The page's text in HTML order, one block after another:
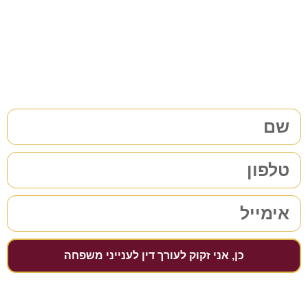
כן, אני זקוק לעורך דין לענייני משפחה